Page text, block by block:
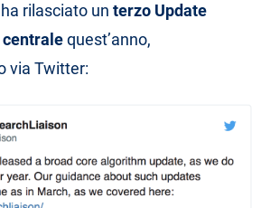
rilasciato un terzo Update
centralequest’anno,
via Twitter: